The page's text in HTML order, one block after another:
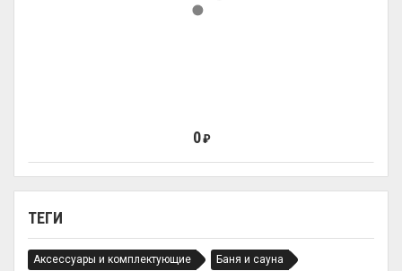
ТЕГИ
Аксессуары и комплектующие
Баня и сауна
0₽